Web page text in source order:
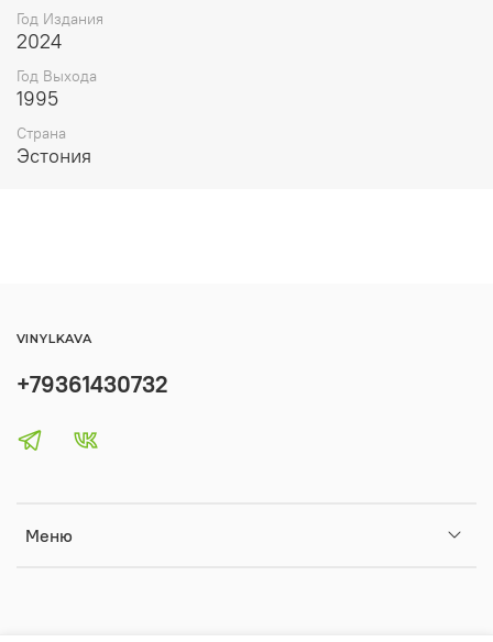
Год Издания
2024
Год Выхода
1995
Страна
Эстония
Меню
+79361430732
VINYLKAVA